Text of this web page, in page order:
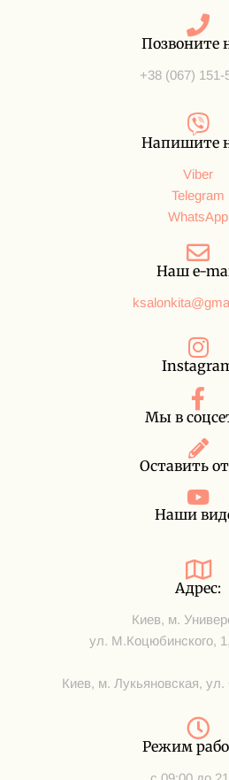
Позвоните
+38 (067) 151-
Напишите
Viber
Telegram
WhatsApp
Наш e-
Мы в
Оставить
Наши
Адрес:
Киев, м.
ул. М.Коцюбинского,
Киев, м. Лукьяновская, ул.
Режим